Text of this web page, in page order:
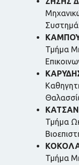
Τμήμα
Τμήμα
Τμήμα